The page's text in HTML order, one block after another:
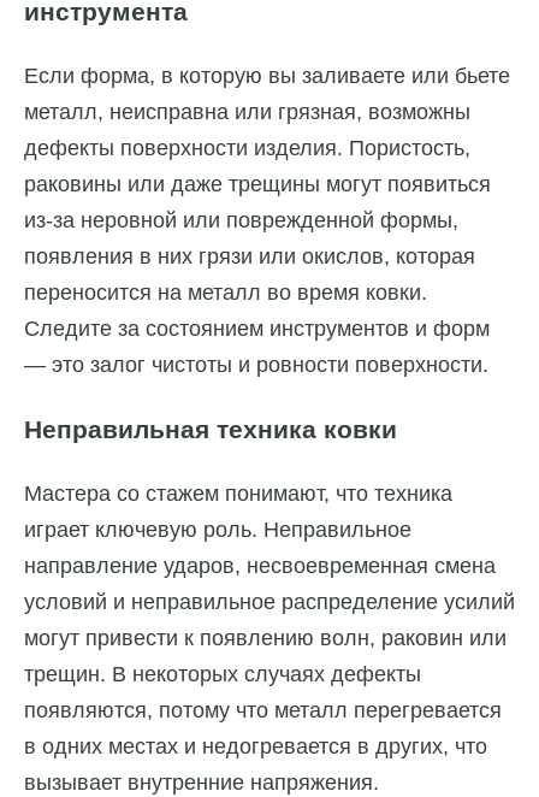
инструмента
Если форма, в которую вы заливаете или бьете
металл, неисправна или грязная, возможны
дефекты поверхности изделия. Пористость,
раковины или даже трещины могут появиться
из-за неровной или поврежденной формы,
появления в них грязи или окислов, которая
переносится на металл во время ковки.
Следите за состоянием инструментов и форм
— это залог чистоты и ровности поверхности.
Неправильная техника ковки
Мастера со стажем понимают, что техника
играет ключевую роль. Неправильное
направление ударов, несвоевременная смена
условий и неправильное распределение усилий
могут привести к появлению волн, раковин или
трещин. В некоторых случаях дефекты
появляются, потому что металл перегревается
в одних местах и недогревается в других, что
вызывает внутренние напряжения.